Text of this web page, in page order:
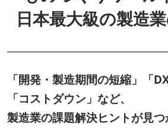
日本最大級の製造
「開発・製造期間の短縮」「
「コストダウン」など、
製造業の課題解決ヒントが見つ